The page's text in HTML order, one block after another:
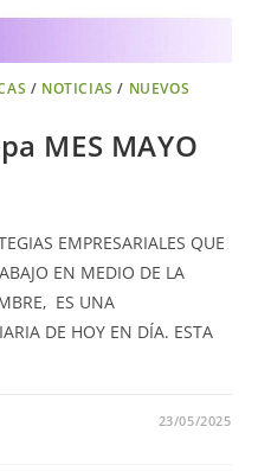
/ NOTICIAS / NUEVOS
MES MAYO
EMPRESARIALES QUE
EN MEDIO DE LA
ES UNA
DE HOY EN DÍA. ESTA
23/05/2025